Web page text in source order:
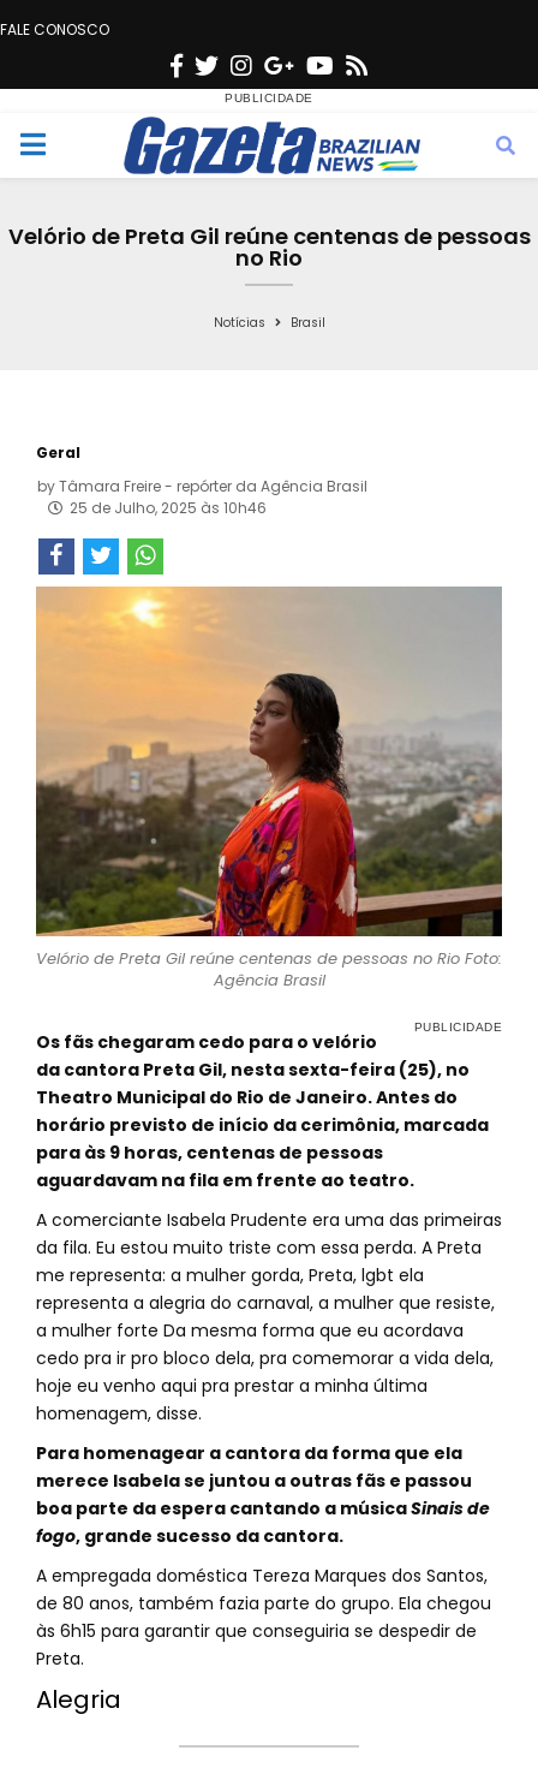
FALE CONOSCO
F
c
e
o
T
w
i
t
e
n
s
t
g
r
a
G
o
o
g
e
Y
u
t
b
s
M
Velório de Preta Gil reúne centenas de pessoas
no Rio
Notícias Brasil
Geral
byTâmara Freire - repórter da Agência Brasil
25 de Julho, 2025 às 10h46
Velório de Preta Gil reúne centenas de pessoas no Rio Foto:
Agência Brasil
Os fãs chegaram cedo para o velório
da cantora Preta Gil, nesta sexta-feira (25), no
Theatro Municipal do Rio de Janeiro. Antes do
horário previsto de início da cerimônia, marcada
para às 9 horas, centenas de pessoas
aguardavam na fila em frente ao teatro.
A comerciante Isabela Prudente era uma das primeiras
da fila. Eu estou muito triste com essa perda. A Preta
me representa: a mulher gorda, Preta, lgbt ela
representa a alegria do carnaval, a mulher que resiste,
a mulher forte Da mesma forma que eu acordava
cedo pra ir pro bloco dela, pra comemorar a vida dela,
hoje eu venho aqui pra prestar a minha última
homenagem, disse.
Para homenagear a cantora da forma que ela
merece Isabela se juntou a outras fãs e passou
boa parte da espera cantando a músicaSinais de
fogo, grande sucesso da cantora.
A empregada doméstica Tereza Marques dos Santos,
de 80 anos, também fazia parte do grupo. Ela chegou
às 6h15 para garantir que conseguiria se despedir de
Preta.
Alegria